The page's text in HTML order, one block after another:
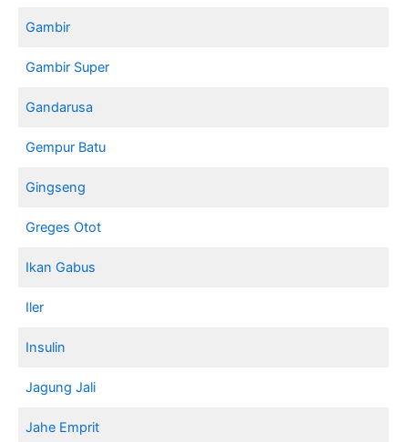
Gambir
Gambir Super
Gandarusa
Gempur Batu
Gingseng
Greges Otot
Ikan Gabus
Iler
Insulin
Jagung Jali
Jahe Emprit